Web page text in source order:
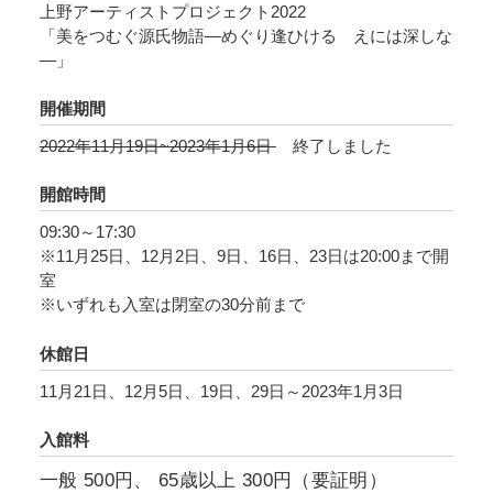
きるからこそ、約1000年の間、変わらず読み継
がれてきたのではないでしょうか。そして、長
い間広く親しまれてきたことにより、美術工芸
や芸能など他のジャンルにも影響を与え、源氏
物語は時代や文化を超えて人びとを魅了してき
多彩なジャンルの作家を紹介します。
【出品作家】（50音順／敬称略）
（1945―）、高木厚人（1953―/臨池会）、鷹野
理芳（1959―/日本書道美術院）、玉田恭子（日
本ガラス工芸協会）、守屋多々志（1912―2003/
日本美術院）、渡邊裕公（1950―/光風会）
上野アーティストプロジェクト2022
「美をつむぐ源氏物語―めぐり逢ひける えには深しな
―」
開催期間
2022年11月19日~2023年1月6日
終了しました
開館時間
09:30～17:30
※11月25日、12月2日、9日、16日、23日は20:00まで開
室
※いずれも入室は閉室の30分前まで
休館日
11月21日、12月5日、19日、29日～2023年1月3日
入館料
一般 500円、 65歳以上 300円（要証明）